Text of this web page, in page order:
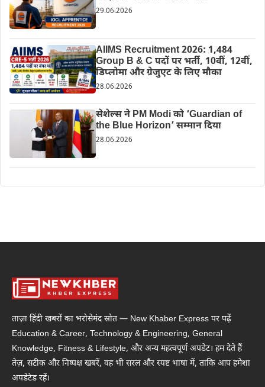
29.06.2026
AIIMS Recruitment 2026: 1,484
Group B & C पदों पर भर्ती, 10वीं, 12वीं,
डिप्लोमा और ग्रेजुएट के लिए मौका
28.06.2026
सेशेल्स ने PM Modi को ‘Guardian of
the Blue Horizon’ सम्मान दिया
28.06.2026
ताज़ा हिंदी खबरों का भरोसेमंद स्रोत — New Khaber Express पर पढ़ें
Education & Career, Technology & Engineering, General
Knowledge, Fitness & Lifestyle, और अन्य महत्वपूर्ण अपडेट। हम देते हैं
तेज़, सटीक और निष्पक्ष खबरें, वह भी सरल और स्पष्ट भाषा में, ताकि आप हमेशा
अपडेटेड रहें।